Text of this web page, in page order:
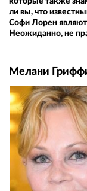
ли вы, что
Софи Лорен
Неожиданно, не
Мелани